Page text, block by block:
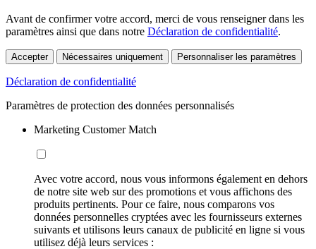
Avant de confirmer votre accord, merci de vous renseigner dans les
paramètres ainsi que dans notre Déclaration de confidentialité.
Accepter Nécessaires uniquement Personnaliser les paramètres
Déclaration de confidentialité
Paramètres de protection des données personnalisés
Marketing Customer Match
Avec votre accord, nous vous informons également en dehors
de notre site web sur des promotions et vous affichons des
produits pertinents. Pour ce faire, nous comparons vos
données personnelles cryptées avec les fournisseurs externes
suivants et utilisons leurs canaux de publicité en ligne si vous
utilisez déjà leurs services :